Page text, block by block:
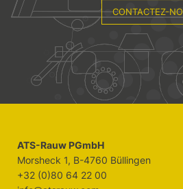
CONTACTEZ-
ATS-Rauw PGmbH
Morsheck 1, B-4760 Büllingen
+32 (0)80 64 22 00